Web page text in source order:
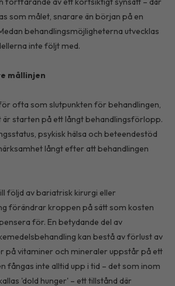
som målet, snarare än början på en
behandlingsmöjligheterna utvecklas
inte följt med.
mållinjen
ofta som slutpunkten för behandlingen,
är starten på ett långt behandlingsförlopp.
psykisk hälsa och beteendestöd
långt efter att behandlingen
följd av bariatrisk kirurgi eller
förändrar kroppen på sätt som kosten
för. En betydande del av
kan bestå av förlust av
på vitaminer och mineraler uppstår på ett
fångas inte alltid upp i tid – det som inom
'dold hunger' – ett tillstånd där